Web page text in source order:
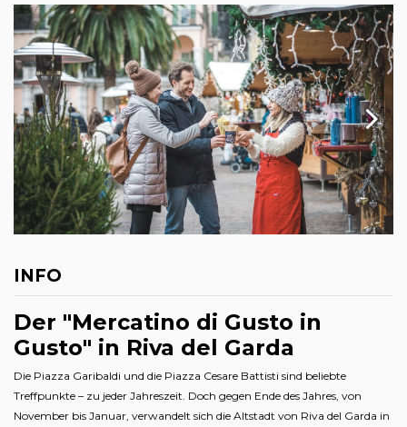
INFO
Der "Mercatino di Gusto in
Gusto" in Riva del Garda
Die Piazza Garibaldi und die Piazza Cesare Battisti sind beliebte
Treffpunkte – zu jeder Jahreszeit. Doch gegen Ende des Jahres, von
November bis Januar, verwandelt sich die Altstadt von Riva del Garda in